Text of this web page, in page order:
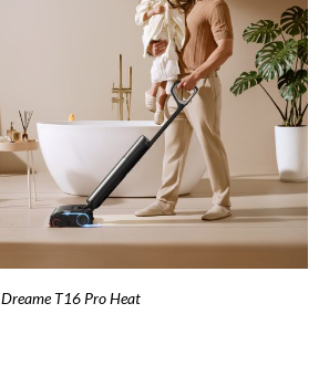
Dreame T16 Pro Heat